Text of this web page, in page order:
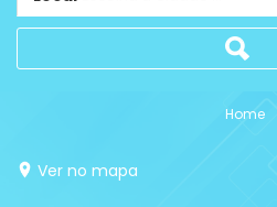
Home
Ver no mapa